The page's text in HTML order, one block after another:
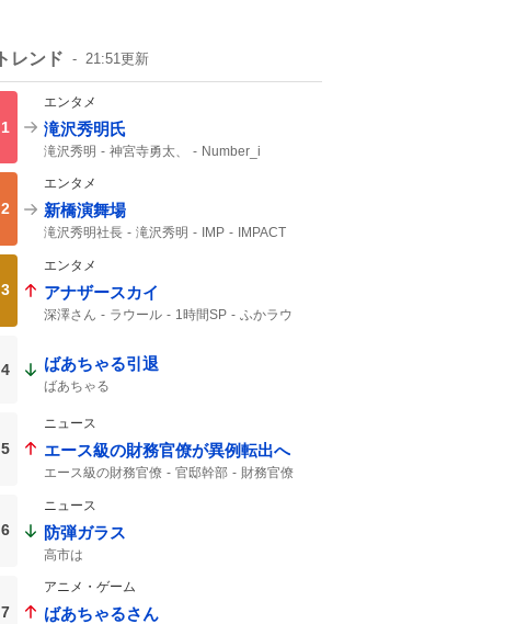
トレンド 21:51更新
1
エンタメ
滝沢秀明氏
滝沢秀明 神宮寺勇太、 Number_i
2
エンタメ
新橋演舞場
滝沢秀明社長 滝沢秀明 IMP
IMPACT
10月から
3
エンタメ
アナザースカイ
深澤さん ラウール 1時間SP ふかラウ
4 ばあちゃる引退
ばあちゃる
5
ニュース
エース級の財務官僚が異例転出へ
エース級の財務官僚 官邸幹部 財務官僚
6
ニュース
防弾ガラス
高市は
7
アニメ・ゲーム
ばあちゃるさん